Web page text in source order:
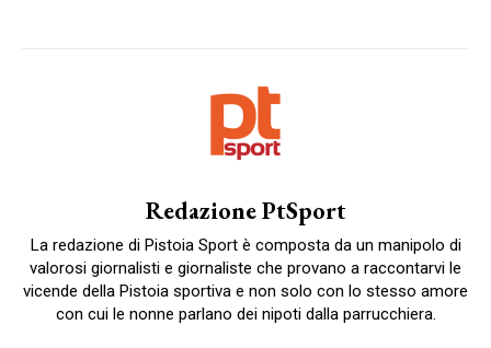
Redazione PtSport
La redazione di Pistoia Sport è composta da un manipolo di
valorosi giornalisti e giornaliste che provano a raccontarvi le
vicende della Pistoia sportiva e non solo con lo stesso amore
con cui le nonne parlano dei nipoti dalla parrucchiera.